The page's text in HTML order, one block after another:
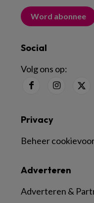
Word abonnee
Social
Volg ons op:
Adverteren
Adverteren &
Privacy
Beheer